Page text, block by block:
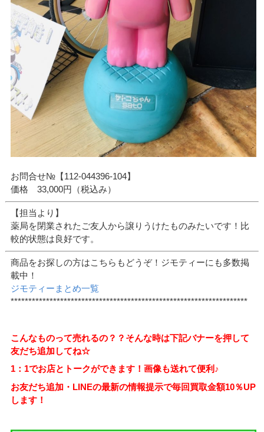
お問合せ№【112-044396-104】
価格 33,000円（税込み）
【担当より】
薬局を閉業されたご友人から譲りうけたものみたいです！比
較的状態は良好です。
商品をお探しの方はこちらもどうぞ！ジモティーにも多数掲
載中！
ジモティーまとめ一覧
*******************************************************************
こんなものって売れるの？？そんな時は下記バナーを押して
友だち追加してね☆
1：1でお店とトークができます！画像も送れて便利♪
お友だち追加・LINEの最新の情報提示で毎回買取金額10％UP
します！